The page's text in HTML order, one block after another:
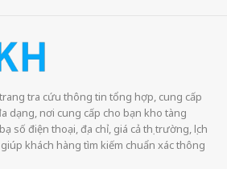
trang tra cứu thông tin tổng hợp, cung cấp
dạng, nơi cung cấp cho bạn kho tàng
số điện thoại, địa chỉ, giá cả thị trường, lịch
khách hàng tìm kiếm chuẩn xác thông